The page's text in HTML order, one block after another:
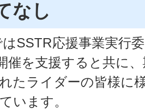
なし
SSTR応援事業実行
催を支援すると共に
たライダーの皆様に
います。